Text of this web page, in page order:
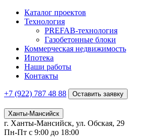
Каталог проектов
Технология
PREFAB-технология
Газобетонные блоки
Коммерческая недвижимость
Ипотека
Наши работы
Контакты
+7 (922) 787 48 88 Оставить заявку
Ханты-Мансийск
г. Ханты-Мансийск, ул. Обская, 29
Пн-Пт с 9:00 до 18:00